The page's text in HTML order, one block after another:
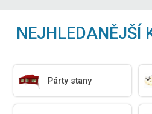
NEJHLEDANĚJŠÍ
Párty stany